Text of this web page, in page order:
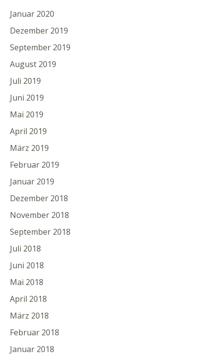
Januar 2020
Dezember 2019
September 2019
August 2019
Juli 2019
Juni 2019
Mai 2019
April 2019
März 2019
Februar 2019
Januar 2019
Dezember 2018
November 2018
September 2018
Juli 2018
Juni 2018
Mai 2018
April 2018
März 2018
Februar 2018
Januar 2018